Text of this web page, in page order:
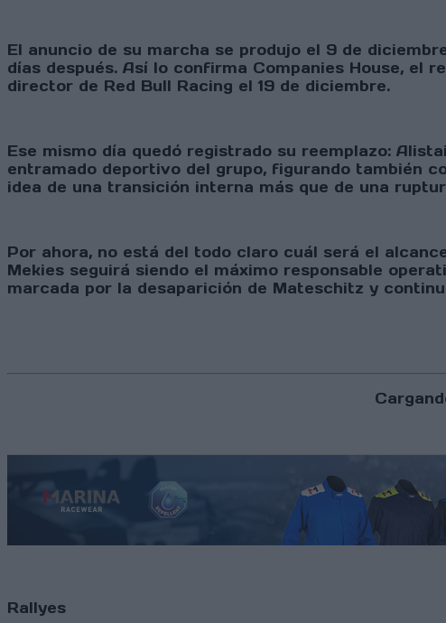
El anuncio de su marcha se produjo el 9 de
días después. Así lo confirma Companies House, el
director de Red Bull Racing el 19 de diciembre.
Ese mismo día quedó registrado su reemplazo:
entramado deportivo del grupo, figurando también
idea de una transición interna más que de una
Por ahora, no está del todo claro cuál será el
Mekies seguirá siendo el máximo responsable
marcada por la desaparición de Mateschitz y
Rallyes